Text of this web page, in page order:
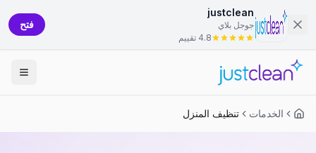
justclean
جوجل بلاي
4.8 تقييم
فتح
الخدمات تنظيف المنزل